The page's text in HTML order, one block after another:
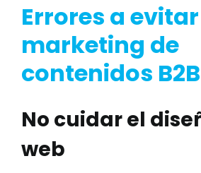
Errores a
marketing de
contenidos B2B
No cuidar el
web